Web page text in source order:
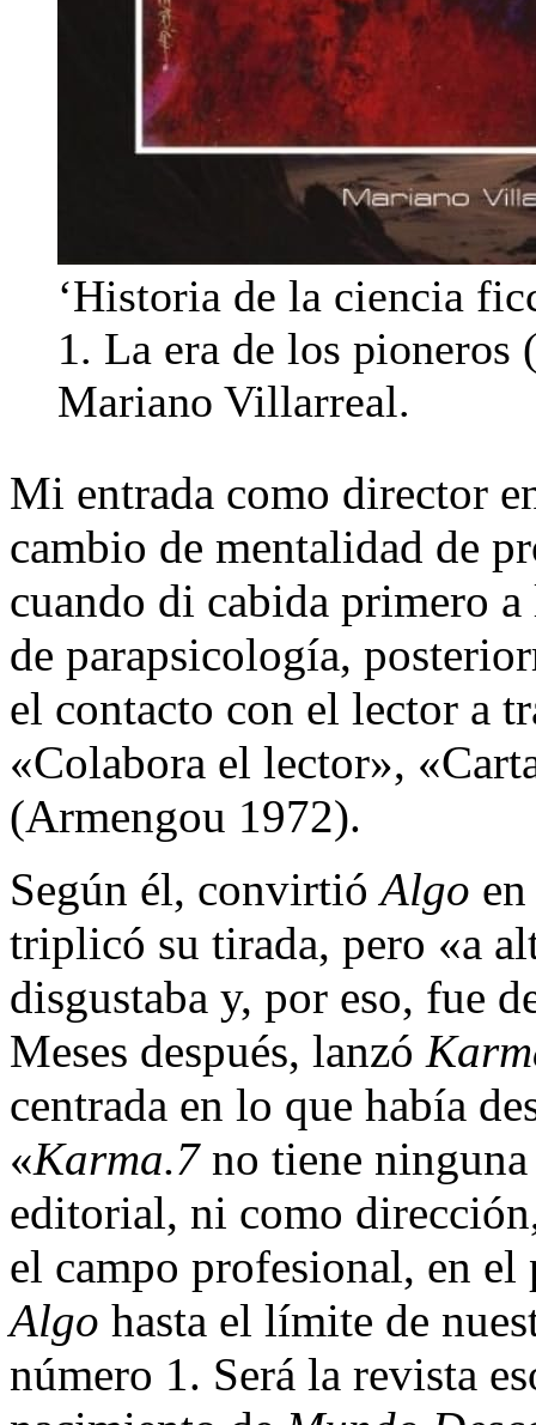
‘Historia de la ciencia
1. La era de los pioneros
Mariano Villarreal.
Mi entrada como director
cambio de mentalidad de
cuando di cabida primero
de parapsicología,
el contacto con el lector a
«Colabora el lector»,
(Armengou 1972).
Según él, convirtió Algo
triplicó su tirada, pero «a
disgustaba y, por eso, fue
Meses después, lanzó
centrada en lo que había
«Karma.7no tiene
editorial, ni como
el campo profesional, en
Algo hasta el límite de
número 1. Será la revista